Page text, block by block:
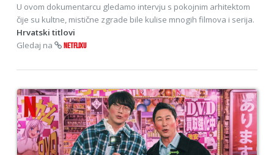
U ovom dokumentarcu gledamo intervju s pokojnim arhitektom
čije su kultne, mistične zgrade bile kulise mnogih filmova i serija.
Hrvatski titlovi
Gledaj na
NETFLIXU